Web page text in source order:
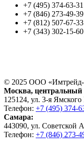
+7 (495) 374-63-
+7 (846) 273-49-
+7 (812) 507-67-
+7 (343) 302-15-
© 2025 ООО «
Москва, центральный
125124, ул. 3-я
Телефон: +7 (495) 374-
Самара:
443090, ул. Советской
Телефон: +7 (846) 273-